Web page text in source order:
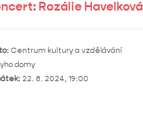
Rozálie Havelková
Centrum kultury a vzdělávání
domy
22. 8. 2024, 19:00